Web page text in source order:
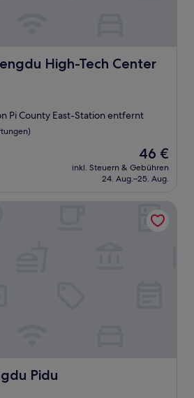
High-Tech Center
High-Tech Center by IHG
Pi County East-Station entfernt
Der
Preis
beträgt
46 €
inkl. Steuern & Gebühren
24. Aug.–25. Aug.
Pidu
Pidu